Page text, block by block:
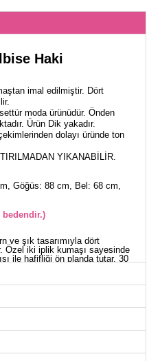
Haki
imal edilmiştir. Dört
moda ürünüdür. Önden
Ürün Dik yakadır.
dolayı üründe ton
YIKANABİLİR.
Göğüs: 88 cm, Bel: 68 cm,
ve şık tasarımıyla dört
Özel iki iplik kumaşı sayesinde
ile hafifliği ön planda tutar. 30
önerilir. Bu elbise,
şıklığınızı
38 beden örnek teşkil
ÖLÇÜLERİ
Göğüs
Boy